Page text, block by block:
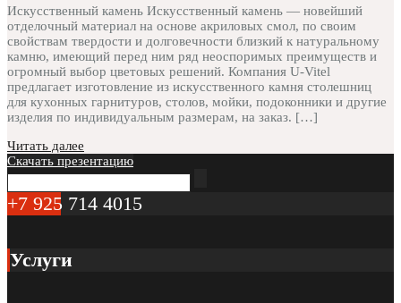
Искусственный камень Искусственный камень — новейший
отделочный материал на основе акриловых смол, по своим
свойствам твердости и долговечности близкий к натуральному
камню, имеющий перед ним ряд неоспоримых преимуществ и
огромный выбор цветовых решений. Компания U-Vitel
предлагает изготовление из искусственного камня столешниц
для кухонных гарнитуров, столов, мойки, подоконники и другие
изделия по индивидуальным размерам, на заказ. […]
Читать далее
Скачать презентацию
+7 925 714 4015
Услуги